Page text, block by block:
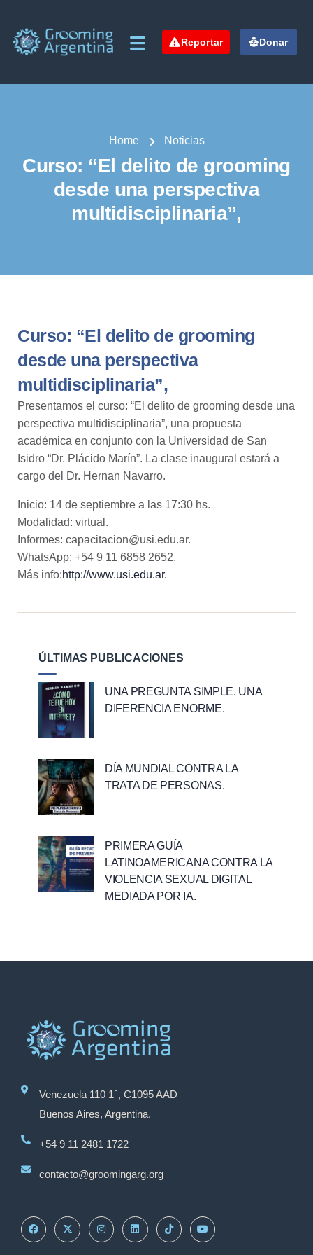
Reportar Donar
Home Noticias
Curso: “El delito de grooming
desde una perspectiva
multidisciplinaria”,
Curso: “El delito de grooming
desde una perspectiva
multidisciplinaria”,
Presentamos el curso: “El delito de grooming desde una
perspectiva multidisciplinaria”, una propuesta
académica en conjunto con la Universidad de San
Isidro “Dr. Plácido Marín”. La clase inaugural estará a
cargo del Dr. Hernan Navarro.
Inicio: 14 de septiembre a las 17:30 hs.
Modalidad: virtual.
Informes: capacitacion@usi.edu.ar.
WhatsApp: +54 9 11 6858 2652.
Más info:http://www.usi.edu.ar.
ÚLTIMAS PUBLICACIONES
UNA PREGUNTA SIMPLE. UNA
DIFERENCIA ENORME.
DÍA MUNDIAL CONTRA LA
TRATA DE PERSONAS.
PRIMERA GUÍA
LATINOAMERICANA CONTRA LA
VIOLENCIA SEXUAL DIGITAL
MEDIADA POR IA.
Venezuela 110 1°, C1095 AAD
Buenos Aires, Argentina.
+54 9 11 2481 1722
contacto@groomingarg.org